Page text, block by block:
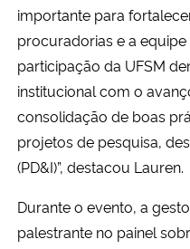
importante para
procuradorias e a equipe
participação da UFSM
institucional com o
consolidação de boas
projetos de pesquisa,
(PD&I)”, destacou Lauren.
Durante o evento, a
palestrante no painel